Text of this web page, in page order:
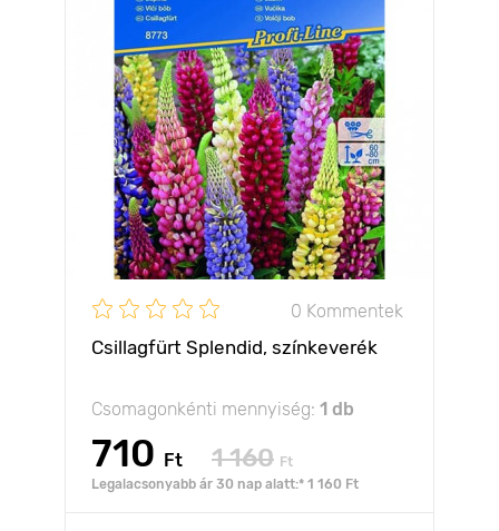
0 Kommentek
Csillagfürt Splendid, színkeverék
Csomagonkénti mennyiség: 1 db
710 Ft 1 160 Ft
Legalacsonyabb ár 30 nap alatt:* 1 160 Ft